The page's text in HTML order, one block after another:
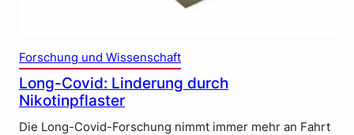
Forschung und Wissenschaft
Long-Covid: Linderung durch
Nikotinpflaster
Die Long-Covid-Forschung nimmt immer mehr an Fahrt